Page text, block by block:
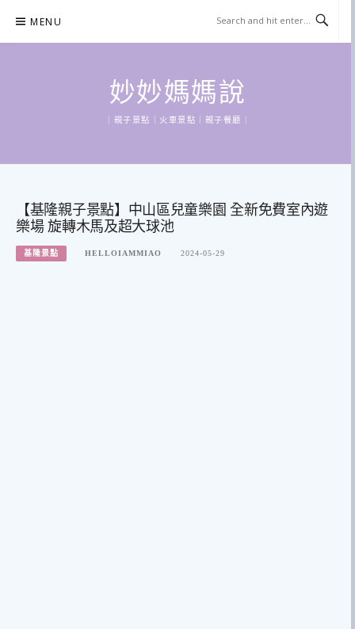
content
MENU
妙妙媽媽說
｜親子景點｜火車景點｜親子餐廳｜
【基隆親子景點】中山區兒童樂園 全新免費室內遊
樂場 旋轉木馬及超大球池
基隆景點 HELLOIAMMIAO 2024-05-29